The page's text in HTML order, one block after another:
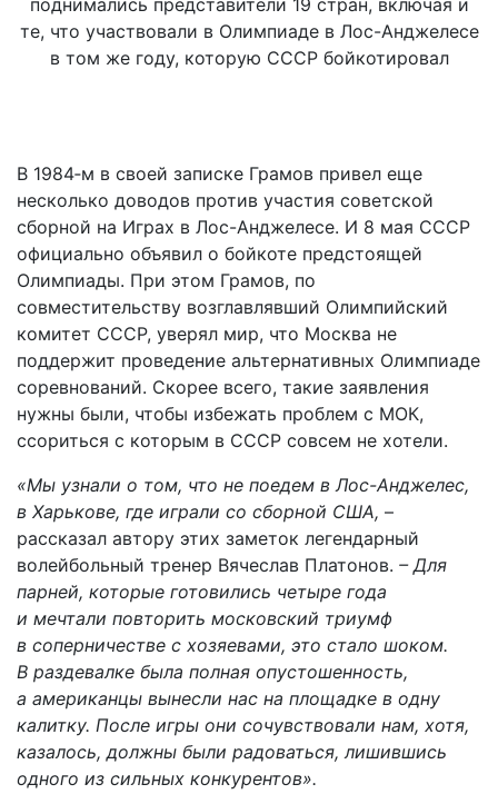
те, что участвовали в Олимпиаде в Лос-Анджелесе
в том же году, которую СССР бойкотировал
В 1984‑м в своей записке Грамов привел еще
несколько доводов против участия советской
сборной на Играх в Лос-Анджелесе. И 8 мая СССР
официально объявил о бойкоте предстоящей
Олимпиады. При этом Грамов, по
совместительству возглавлявший Олимпийский
комитет СССР, уверял мир, что Москва не
поддержит проведение альтернативных Олимпиаде
соревнований. Скорее всего, такие заявления
нужны были, чтобы избежать проблем с МОК,
ссориться с которым в СССР совсем не хотели.
«Мы узнали о том, что не поедем в Лос-Анджелес,
в Харькове, где играли со сборной США, –
рассказал автору этих заметок легендарный
волейбольный тренер Вячеслав Платонов. – Для
парней, которые готовились четыре года
и мечтали повторить московский триумф
в соперничестве с хозяевами, это стало шоком.
В раздевалке была полная опустошенность,
а американцы вынесли нас на площадке в одну
калитку. После игры они сочувствовали нам, хотя,
казалось, должны были радоваться, лишившись
одного из сильных конкурентов».